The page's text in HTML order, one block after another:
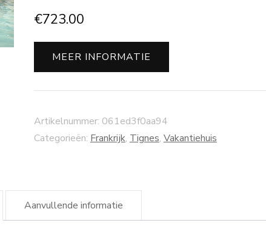
€723.00
MEER INFORMATIE
Artikelnummer: 061ed3f0aa94
Categorieën: Frankrijk, Tignes, Vakantiehuis
Aanvullende informatie